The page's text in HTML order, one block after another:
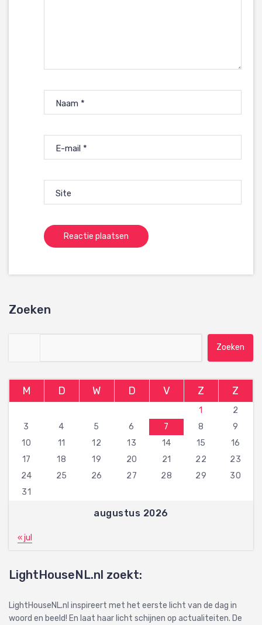
Naam *
E-mail *
Site
Zoeken
augustus 2026
M D W D V Z Z
1
2
3
4 5 6 7 8
9
10
11 12 13 14 15
16
17
18 19 20 21 22
23
24
25 26 27 28 29
30
31
« jul
LightHouseNL.nl zoekt:
LightHouseNL.nl inspireert met het eerste licht van de dag in
woord en beeld! En laat haar licht schijnen op actualiteiten. De